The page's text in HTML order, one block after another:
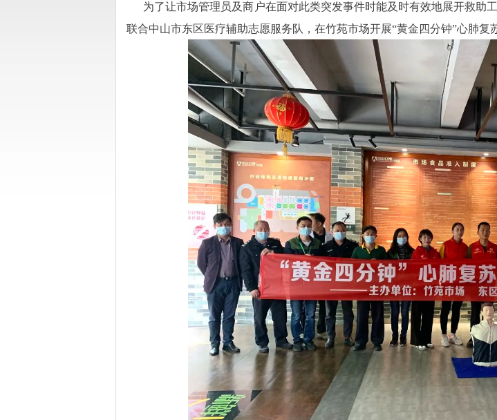
为了让市场管理员及商户在面对此类突发事件时能及时有效地展开救助
联合中山市东区医疗辅助志愿服务队，在竹苑市场开展“黄金四分钟”心肺复